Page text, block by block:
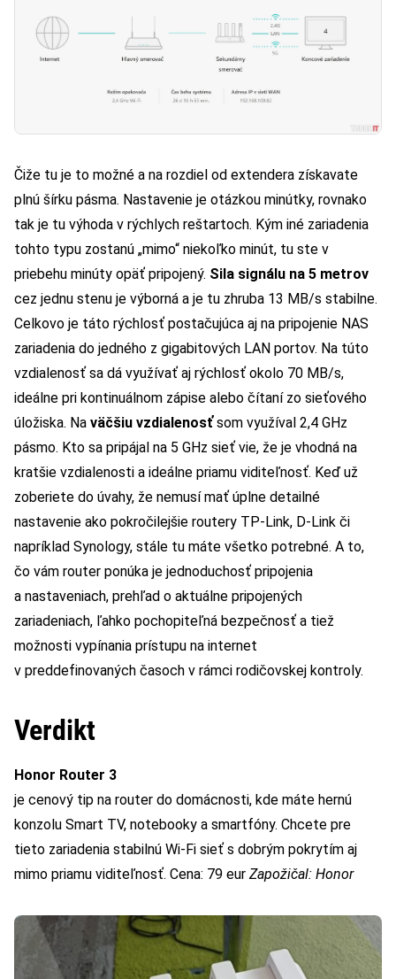
Čiže tu je to možné a na rozdiel od extendera získavate
plnú šírku pásma. Nastavenie je otázkou minútky, rovnako
tak je tu výhoda v rýchlych reštartoch. Kým iné zariadenia
tohto typu zostanú „mimo“ niekoľko minút, tu ste v
priebehu minúty opäť pripojený. Sila signálu na 5 metrov
cez jednu stenu je výborná a je tu zhruba 13 MB/s stabilne.
Celkovo je táto rýchlosť postačujúca aj na pripojenie NAS
zariadenia do jedného z gigabitových LAN portov. Na túto
vzdialenosť sa dá využívať aj rýchlosť okolo 70 MB/s,
ideálne pri kontinuálnom zápise alebo čítaní zo sieťového
úložiska. Na väčšiu vzdialenosťsom využíval 2,4 GHz
pásmo. Kto sa pripájal na 5 GHz sieť vie, že je vhodná na
kratšie vzdialenosti a ideálne priamu viditeľnosť. Keď už
zoberiete do úvahy, že nemusí mať úplne detailné
nastavenie ako pokročilejšie routery TP-Link, D-Link či
napríklad Synology, stále tu máte všetko potrebné. A to,
čo vám router ponúka je jednoduchosť pripojenia
a nastaveniach, prehľad o aktuálne pripojených
zariadeniach, ľahko pochopiteľná bezpečnosť a tiež
možnosti vypínania prístupu na internet
v preddefinovaných časoch v rámci rodičovskej kontroly.
Verdikt
Honor Router 3
je cenový tip na router do domácnosti, kde máte hernú
konzolu Smart TV, notebooky a smartfóny. Chcete pre
tieto zariadenia stabilnú Wi-Fi sieť s dobrým pokrytím aj
mimo priamu viditeľnosť. Cena: 79 eur Zapožičal: Honor